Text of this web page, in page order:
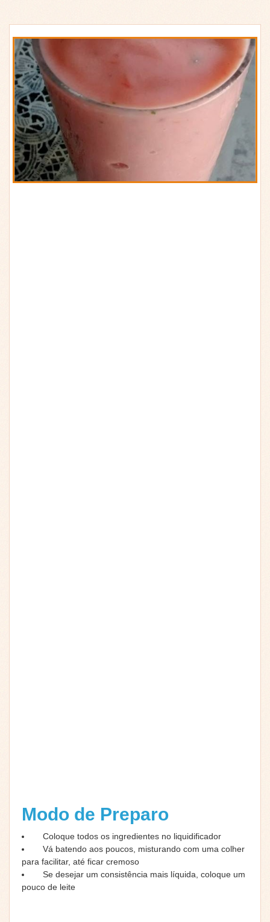
Modo de Preparo
Coloque todos os ingredientes no liquidificador
Vá batendo aos poucos, misturando com uma colher
para facilitar, até ficar cremoso
Se desejar um consistência mais líquida, coloque um
pouco de leite